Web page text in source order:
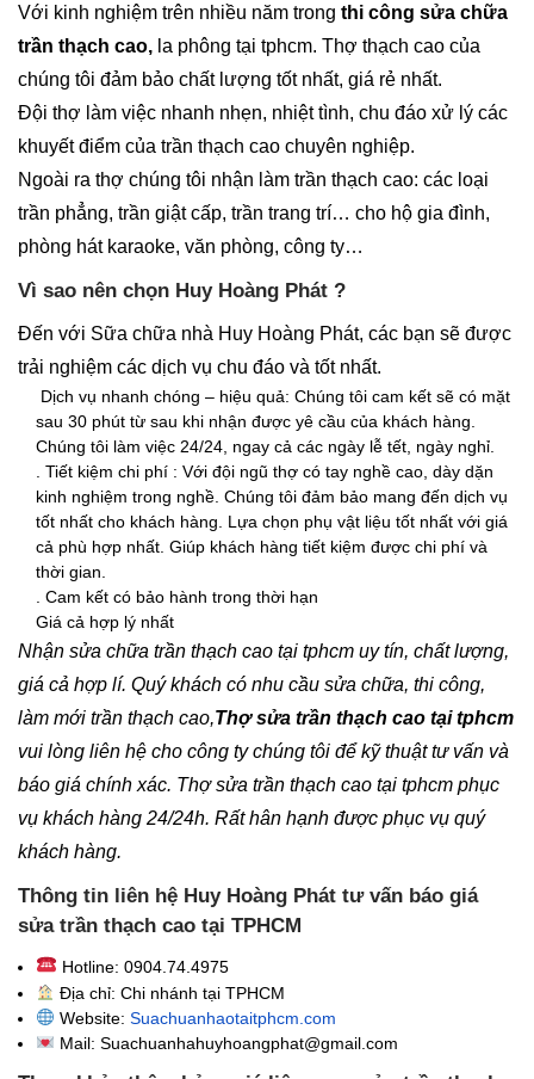
Với kinh nghiệm trên nhiều năm trong thi công sửa chữa
trần thạch cao, la phông tại tphcm. Thợ thạch cao của
chúng tôi đảm bảo chất lượng tốt nhất, giá rẻ nhất.
Đội thợ làm việc nhanh nhẹn, nhiệt tình, chu đáo xử lý các
khuyết điểm của trần thạch cao chuyên nghiệp.
Ngoài ra thợ chúng tôi nhận làm trần thạch cao: các loại
trần phẳng, trần giật cấp, trần trang trí… cho hộ gia đình,
phòng hát karaoke, văn phòng, công ty…
Vì sao nên chọn Huy Hoàng Phát ?
Đến với Sữa chữa nhà Huy Hoàng Phát, các bạn sẽ được
trải nghiệm các dịch vụ chu đáo và tốt nhất.
Dịch vụ nhanh chóng – hiệu quả: Chúng tôi cam kết sẽ có mặt
sau 30 phút từ sau khi nhận được yê cầu của khách hàng.
Chúng tôi làm việc 24/24, ngay cả các ngày lễ tết, ngày nghỉ.
. Tiết kiệm chi phí : Với đội ngũ thợ có tay nghề cao, dày dặn
kinh nghiệm trong nghề. Chúng tôi đảm bảo mang đến dịch vụ
tốt nhất cho khách hàng. Lựa chọn phụ vật liệu tốt nhất với giá
cả phù hợp nhất. Giúp khách hàng tiết kiệm được chi phí và
thời gian.
. Cam kết có bảo hành trong thời hạn
Giá cả hợp lý nhất
Nhận sửa chữa trần thạch cao tại tphcm uy tín, chất lượng,
giá cả hợp lí. Quý khách có nhu cầu sửa chữa, thi công,
làm mới trần thạch cao,Thợ sửa trần thạch cao tại tphcm
vui lòng liên hệ cho công ty chúng tôi để kỹ thuật tư vấn và
báo giá chính xác. Thợ sửa trần thạch cao tại tphcm phục
vụ khách hàng 24/24h. Rất hân hạnh được phục vụ quý
khách hàng.
Thông tin liên hệ Huy Hoàng Phát tư vấn báo giá
sửa trần thạch cao tại TPHCM
Hotline: 0904.74.4975
Địa chỉ: Chi nhánh tại TPHCM
Website: Suachuanhaotaitphcm.com
Mail: Suachuanhahuyhoangphat@gmail.com